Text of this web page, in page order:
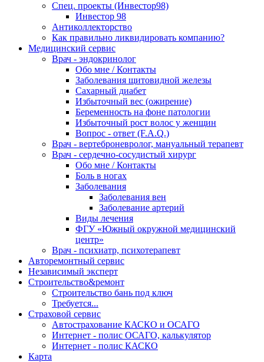
Спец. проекты (Инвестор98)
Инвестор 98
Антиколлекторство
Как правильно ликвидировать компанию?
Медицинский сервис
Врач - эндокринолог
Обо мне / Контакты
Заболевания щитовидной железы
Сахарный диабет
Избыточный вес (ожирение)
Беременность на фоне патологии
Избыточный рост волос у женщин
Вопрос - ответ (F.A.Q.)
Врач - вертеброневролог, мануальный терапевт
Врач - сердечно-сосудистый хирург
Обо мне / Контакты
Боль в ногах
Заболевания
Заболевания вен
Заболевание артерий
Виды лечения
ФГУ «Южный окружной медицинский
центр»
Врач - психиатр, психотерапевт
Авторемонтный сервис
Независимый эксперт
Строительство&ремонт
Строительство бань под ключ
Требуется...
Страховой сервис
Автострахование КАСКО и ОСАГО
Интернет - полис ОСАГО, калькулятор
Интернет - полис КАСКО
Карта